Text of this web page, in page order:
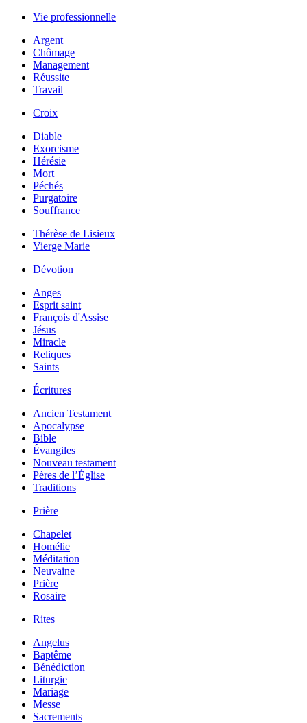
Vie professionnelle
Argent
Chômage
Management
Réussite
Travail
Croix
Diable
Exorcisme
Hérésie
Mort
Péchés
Purgatoire
Souffrance
Thérèse de Lisieux
Vierge Marie
Dévotion
Anges
Esprit saint
François d'Assise
Jésus
Miracle
Reliques
Saints
Écritures
Ancien Testament
Apocalypse
Bible
Évangiles
Nouveau testament
Pères de l’Église
Traditions
Prière
Chapelet
Homélie
Méditation
Neuvaine
Prière
Rosaire
Rites
Angelus
Baptême
Bénédiction
Liturgie
Mariage
Messe
Sacrements